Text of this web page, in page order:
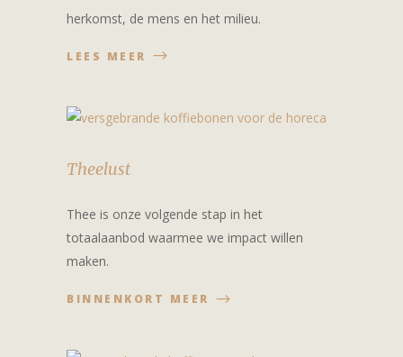
herkomst, de mens en het milieu.
LEES MEER
Theelust
Thee is onze volgende stap in het
totaalaanbod waarmee we impact willen
maken.
BINNENKORT MEER